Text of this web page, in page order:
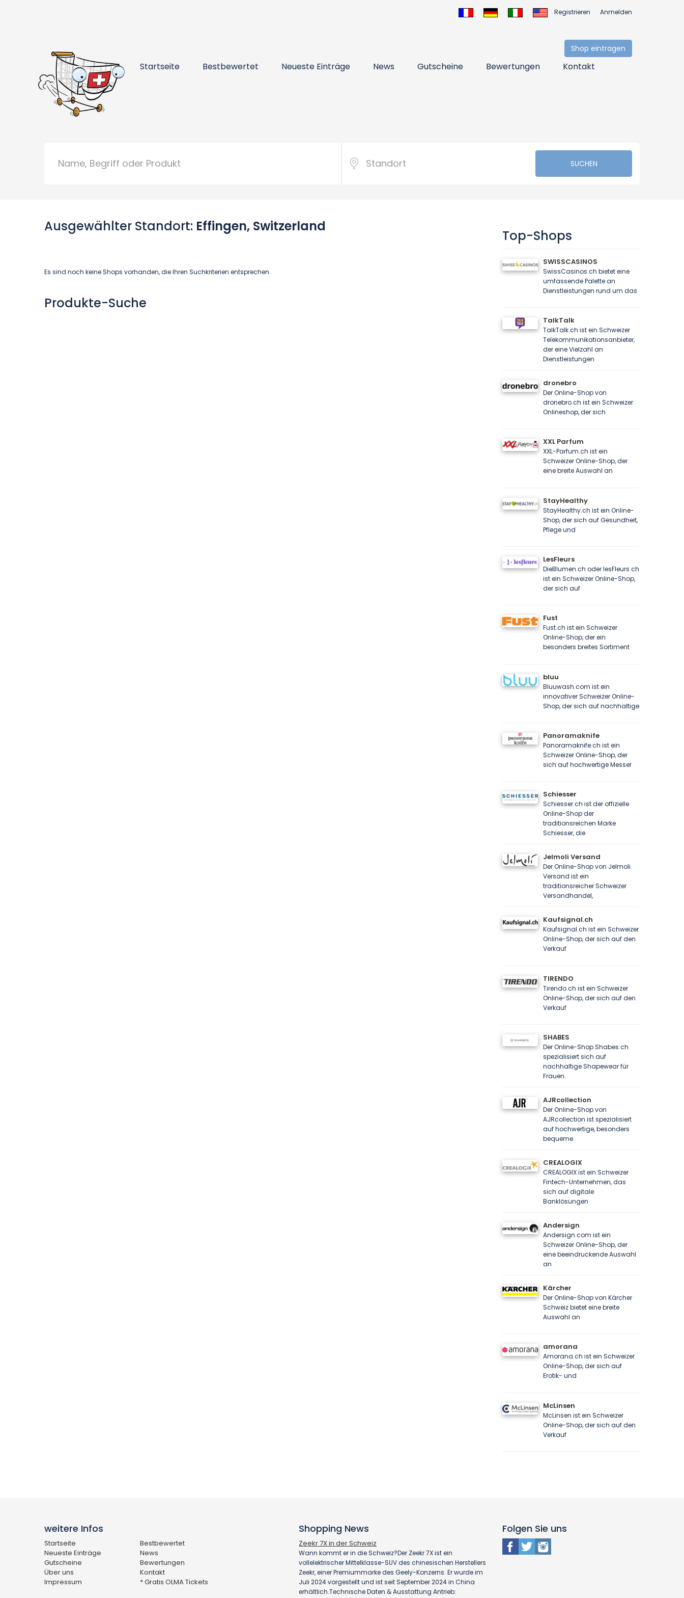
Registrieren Anmelden
Shop eintragen
Startseite Bestbewertet Neueste Einträge News Gutscheine Bewertungen Kontakt
SUCHEN
Ausgewählter Standort: Effingen, Switzerland
Es sind noch keine Shops vorhanden, die Ihren Suchkriterien entsprechen.
Produkte-Suche
Top-Shops
SWISSCASINOS
SwissCasinos.ch bietet eine
umfassende Palette an
Dienstleistungen rund um das
TalkTalk
TalkTalk.ch ist ein Schweizer
Telekommunikationsanbieter,
der eine Vielzahl an
Dienstleistungen
dronebro
Der Online-Shop von
dronebro.ch ist ein Schweizer
Onlineshop, der sich
XXL Parfum
XXL-Parfum.ch ist ein
Schweizer Online-Shop, der
eine breite Auswahl an
StayHealthy
StayHealthy.ch ist ein Online-
Shop, der sich auf Gesundheit,
Pflege und
LesFleurs
DieBlumen.ch oder lesFleurs.ch
ist ein Schweizer Online-Shop,
der sich auf
Fust
Fust.ch ist ein Schweizer
Online-Shop, der ein
besonders breites Sortiment
bluu
Bluuwash.com ist ein
innovativer Schweizer Online-
Shop, der sich auf nachhaltige
Panoramaknife
Panoramaknife.ch ist ein
Schweizer Online-Shop, der
sich auf hochwertige Messer
Schiesser
Schiesser.ch ist der offizielle
Online-Shop der
traditionsreichen Marke
Schiesser, die
Jelmoli Versand
Der Online-Shop von Jelmoli
Versand ist ein
traditionsreicher Schweizer
Versandhandel,
Kaufsignal.ch
Kaufsignal.ch ist ein Schweizer
Online-Shop, der sich auf den
Verkauf
TIRENDO
Tirendo.ch ist ein Schweizer
Online-Shop, der sich auf den
Verkauf
SHABES
Der Online-Shop Shabes.ch
spezialisiert sich auf
nachhaltige Shapewear für
Frauen.
AJRcollection
Der Online-Shop von
AJRcollection ist spezialisiert
auf hochwertige, besonders
bequeme
CREALOGIX
CREALOGIX ist ein Schweizer
Fintech-Unternehmen, das
sich auf digitale
Banklösungen
Andersign
Andersign.com ist ein
Schweizer Online-Shop, der
eine beeindruckende Auswahl
an
Kärcher
Der Online-Shop von Kärcher
Schweiz bietet eine breite
Auswahl an
amorana
Amorana.ch ist ein Schweizer
Online-Shop, der sich auf
Erotik- und
McLinsen
McLinsen ist ein Schweizer
Online-Shop, der sich auf den
Verkauf
weitere Infos
Startseite
Bestbewertet
Neueste Einträge
News
Gutscheine
Bewertungen
Über uns
Kontakt
Impressum
* Gratis OLMA Tickets
Shopping News
Zeekr 7X in der Schweiz
Wann kommt er in die Schweiz?Der Zeekr 7X ist ein
vollelektrischer Mittelklasse-SUV des chinesischen Herstellers
Zeekr, einer Premiummarke des Geely-Konzerns. Er wurde im
Juli 2024 vorgestellt und ist seit September 2024 in China
erhältlich.Technische Daten & Ausstattung Antrieb:
Folgen Sie uns